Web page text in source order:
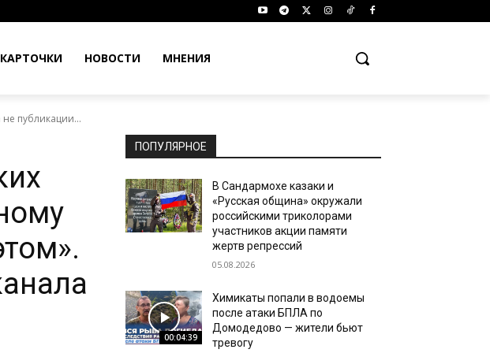
КАРТОЧКИ НОВОСТИ МНЕНИЯ
публикации...
ПОПУЛЯРНОЕ
В Сандармохе казаки и
«Русская община» окружали
российскими триколорами
участников акции памяти
жертв репрессий
05.08.2026
00:04:39
Химикаты попали в водоемы
после атаки БПЛА по
Домодедово — жители бьют
тревогу